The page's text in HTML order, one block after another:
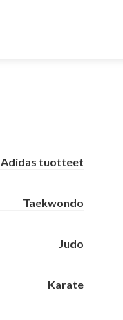
Adidas tuotteet
Taekwondo
Judo
Karate